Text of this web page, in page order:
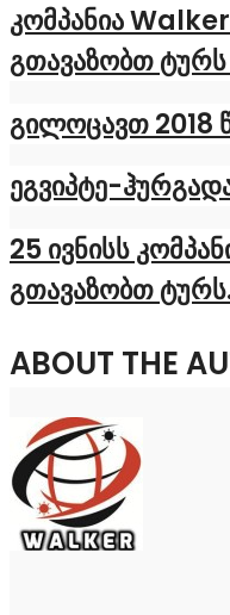
კომპანია
გთავაზობთ ტურს
გილოცავთ 2018
ეგვიპტე-
25 ივნისს
გთავაზობთ
ABOUT THE